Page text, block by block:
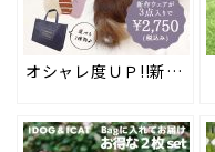
オシャレ度ＵＰ!!新作ウェアが点入りで2750円★お得な福袋 ファッショニスタパックが販売開始 #126